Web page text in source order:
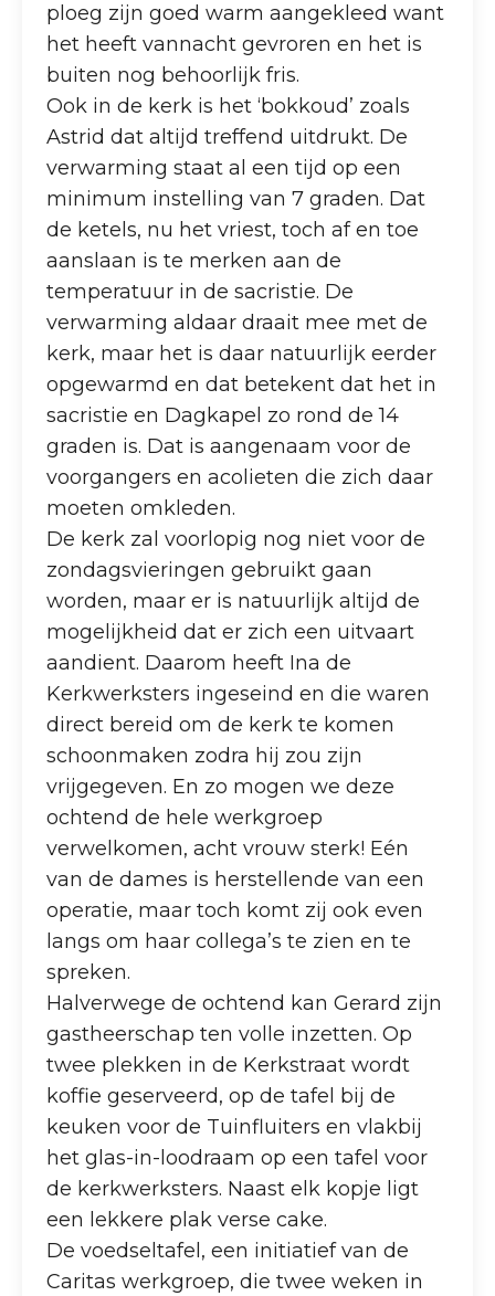
ploeg zijn goed warm aangekleed want
het heeft vannacht gevroren en het is
buiten nog behoorlijk fris.
Ook in de kerk is het ‘bokkoud’ zoals
Astrid dat altijd treffend uitdrukt. De
verwarming staat al een tijd op een
minimum instelling van 7 graden. Dat
de ketels, nu het vriest, toch af en toe
aanslaan is te merken aan de
temperatuur in de sacristie. De
verwarming aldaar draait mee met de
kerk, maar het is daar natuurlijk eerder
opgewarmd en dat betekent dat het in
sacristie en Dagkapel zo rond de 14
graden is. Dat is aangenaam voor de
voorgangers en acolieten die zich daar
moeten omkleden.
De kerk zal voorlopig nog niet voor de
zondagsvieringen gebruikt gaan
worden, maar er is natuurlijk altijd de
mogelijkheid dat er zich een uitvaart
aandient. Daarom heeft Ina de
Kerkwerksters ingeseind en die waren
direct bereid om de kerk te komen
schoonmaken zodra hij zou zijn
vrijgegeven. En zo mogen we deze
ochtend de hele werkgroep
verwelkomen, acht vrouw sterk! Eén
van de dames is herstellende van een
operatie, maar toch komt zij ook even
langs om haar collega’s te zien en te
spreken.
Halverwege de ochtend kan Gerard zijn
gastheerschap ten volle inzetten. Op
twee plekken in de Kerkstraat wordt
koffie geserveerd, op de tafel bij de
keuken voor de Tuinfluiters en vlakbij
het glas-in-loodraam op een tafel voor
de kerkwerksters. Naast elk kopje ligt
een lekkere plak verse cake.
De voedseltafel, een initiatief van de
Caritas werkgroep, die twee weken in